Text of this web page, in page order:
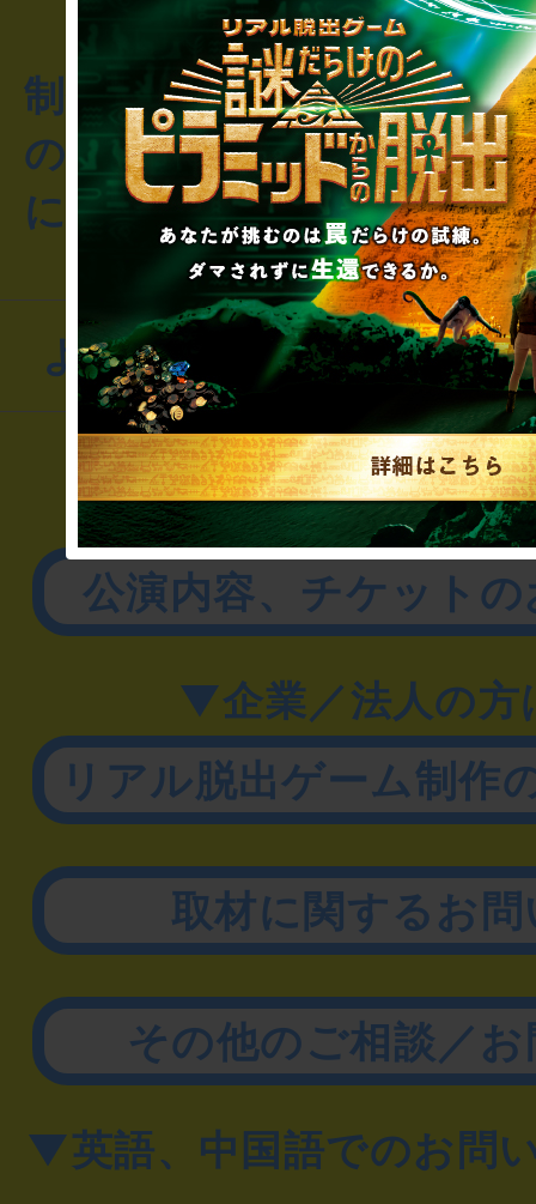
制作のご相談・コラボレ
のお客様からのご質問や
にお問い合わせください
よくあるお問い合わせ
▼一般のお客様
公演内容、チケット
▼企業／法人の方
リアル脱出ゲーム制作
取材に関するお
その他のご相談／
▼英語、中国語でのお問